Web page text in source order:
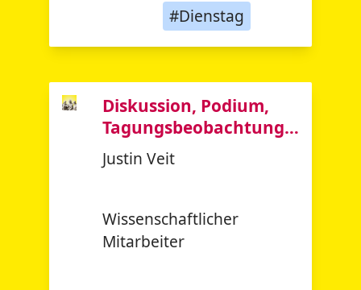
#Dienstag
Diskussion, Podium,
Tagungsbeobachtung…
Justin Veit
Wissenschaftlicher
Mitarbeiter